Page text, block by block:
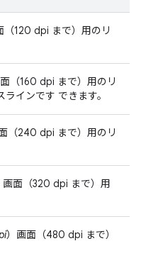
120 dpi まで）用のリ
（160 dpi まで）用のリ
インです できます。
（240 dpi まで）用のリ
面（320 dpi まで）用
）画面（480 dpi まで）